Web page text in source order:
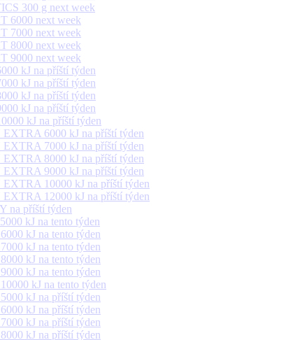
300 g next week
6000 next week
7000 next week
8000 next week
9000 next week
kJ na příští týden
kJ na příští týden
kJ na příští týden
kJ na příští týden
kJ na příští týden
6000 kJ na příští týden
7000 kJ na příští týden
8000 kJ na příští týden
9000 kJ na příští týden
10000 kJ na příští týden
12000 kJ na příští týden
na příští týden
kJ na tento týden
kJ na tento týden
kJ na tento týden
kJ na tento týden
kJ na tento týden
kJ na tento týden
kJ na příští týden
kJ na příští týden
kJ na příští týden
kJ na příští týden